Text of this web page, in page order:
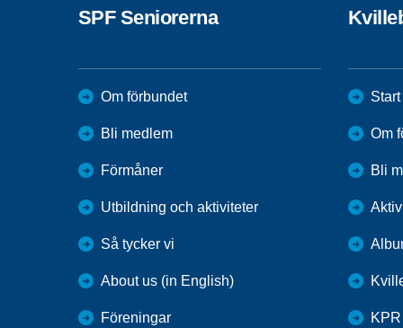
SPF Seniorerna
Om förbundet
Bli medlem
Förmåner
Utbildning och aktiviteter
Så tycker vi
About us (in English)
Föreningar
Start
Om
Bli
KPR